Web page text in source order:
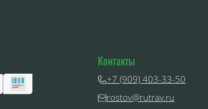
Контакты
+7 (909) 403-33-50
rostov@rutrav.ru